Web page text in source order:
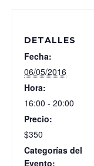
DETALLES
Fecha:
06/05/2016
Hora:
16:00 - 20:00
Precio:
$350
Categorías del
Evento: